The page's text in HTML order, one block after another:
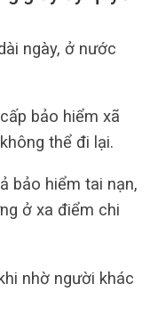
ngày, ở nước
bảo hiểm xã
thể đi lại.
bảo hiểm tai nạn,
ở xa điểm chi
nhờ người khác